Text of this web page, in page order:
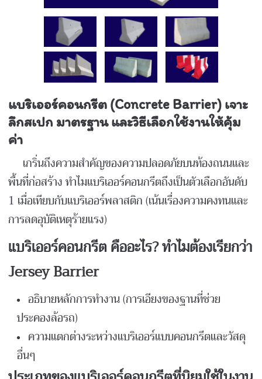
แบริเออร์คอนกรีต (Concrete Barrier) เจาะ
ลึกสเปก มาตรฐาน และวิธีเลือกใช้งานให้คุ้ม
ค่า
เกริ่นถึงความสำคัญของความปลอดภัยบนท้องถนนและ
พื้นที่ก่อสร้าง ทำไมแบริเออร์คอนกรีตถึงเป็นตัวเลือกอันดับ
1 เมื่อเทียบกับแบริเออร์พลาสติก (เน้นเรื่องความคงทนและ
การลดอุบัติเหตุร้ายแรง)
แบริเออร์คอนกรีต คืออะไร? ทำไมต้องเรียกว่า
Jersey Barrier
อธิบายหลักการทำงาน (การเอียงของฐานที่ช่วย
ประคองล้อรถ)
ความแตกต่างระหว่างแบริเออร์แบบคอนกรีตและวัสดุ
อื่นๆ